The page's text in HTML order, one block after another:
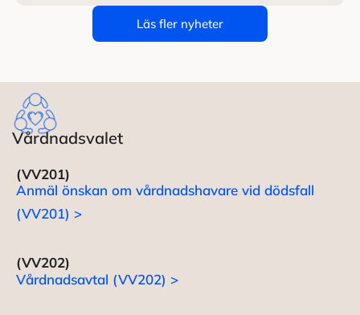
Läs fler nyheter
Vårdnadsvalet
(VV201)
Anmäl önskan om vårdnadshavare vid dödsfall
(VV201) >
(VV202)
Vårdnadsavtal (VV202) >